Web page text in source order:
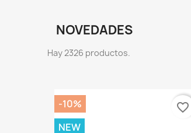
NOVEDADES
Hay 2326 productos.
-10%
NEW
favorite_border